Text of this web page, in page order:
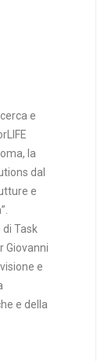
e
la
dal
e
Task
Giovanni
e
e della